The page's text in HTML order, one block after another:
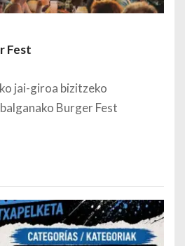
Fest
jai-giroa bizitzeko
Burger Fest